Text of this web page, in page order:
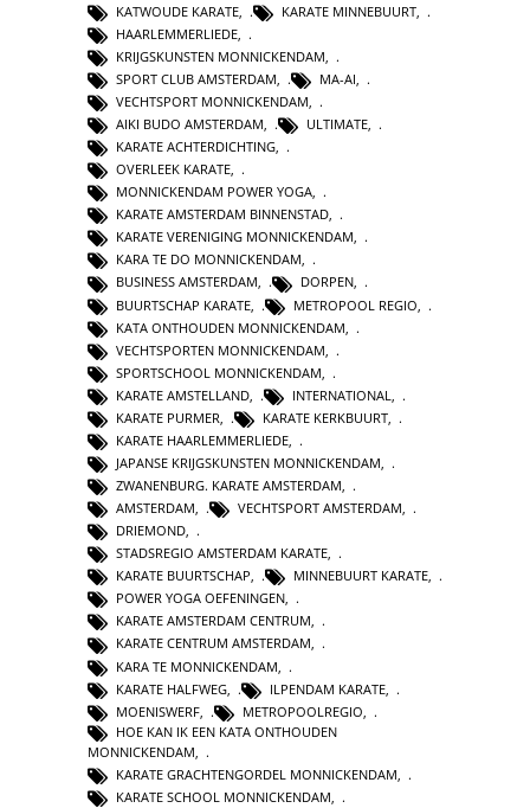
KATWOUDE KARATE
KARATE MINNEBUURT
HAARLEMMERLIEDE
KRIJGSKUNSTEN MONNICKENDAM
SPORT CLUB AMSTERDAM
MA-AI
VECHTSPORT MONNICKENDAM
AIKI BUDO AMSTERDAM, ULTIMATE,
KARATE ACHTERDICHTING,
OVERLEEK KARATE,
MONNICKENDAM POWER YOGA,
KARATE AMSTERDAM BINNENSTAD,
KARATE VERENIGING MONNICKENDAM,
KARA TE DO MONNICKENDAM,
BUSINESS AMSTERDAM, DORPEN,
BUURTSCHAP KARATE
METROPOOL REGIO
KATA ONTHOUDEN MONNICKENDAM
VECHTSPORTEN MONNICKENDAM
SPORTSCHOOL MONNICKENDAM
KARATE AMSTELLAND
INTERNATIONAL
KARATE PURMER
KARATE KERKBUURT
KARATE HAARLEMMERLIEDE
JAPANSE KRIJGSKUNSTEN MONNICKENDAM
ZWANENBURG. KARATE AMSTERDAM,
AMSTERDAM, VECHTSPORT AMSTERDAM,
DRIEMOND,
STADSREGIO AMSTERDAM KARATE,
KARATE BUURTSCHAP, MINNEBUURT KARATE,
POWER YOGA OEFENINGEN,
KARATE AMSTERDAM CENTRUM,
KARATE CENTRUM AMSTERDAM,
KARA TE MONNICKENDAM
KARATE HALFWEG
ILPENDAM KARATE
MOENISWERF
METROPOOLREGIO
HOE KAN IK EEN KATA ONTHOUDEN
MONNICKENDAM
KARATE GRACHTENGORDEL MONNICKENDAM
KARATE SCHOOL MONNICKENDAM